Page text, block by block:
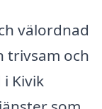
välordnad
trivsam och
Kivik